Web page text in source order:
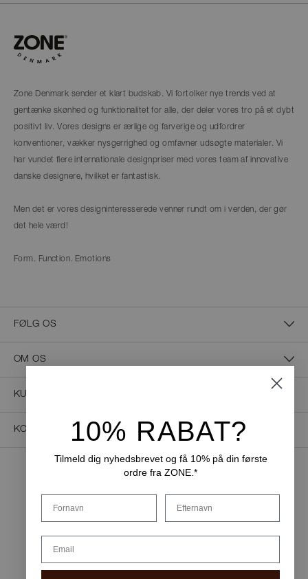
Zone Denmark sender et klart budskab. Vi fortolker nye trends ved at
gentænke skønhed og funktionalitet for alle, der deler vores tro på et dybt
positivt liv. Vores designs er ærlige og farverige og udfordrer
konventioner, vækker nysgerrighed og omfavner udsøgte materialer. Vi
har vundet flere internationale designpriser med vores team af innovative
danske designere, hvilket er fantastisk.
Men det er vores designinteresserede venner rundt om i verden, der gør
det hele værd!
Form. Function. Emotions
FØLG OS
OM OS
KUNDESERVICE
KONTAKT OS10% RABAT?
Tilmeld dig nyhedsbrevet og få 10% på din første
ordre fra ZONE.*
Fornavn Efternavn
Email